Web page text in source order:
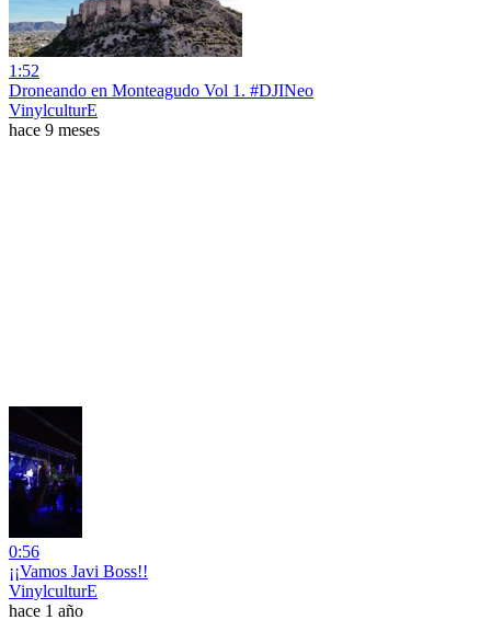
1:52
Droneando en Monteagudo Vol 1. #DJINeo
VinylculturE
hace 9 meses
0:56
¡¡Vamos Javi Boss!!
VinylculturE
hace 1 año